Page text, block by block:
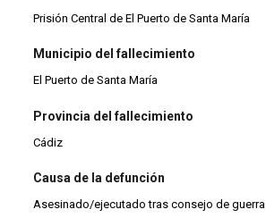
Prisión Central de El Puerto de Santa María
Municipio del fallecimiento
El Puerto de Santa María
Provincia del fallecimiento
Cádiz
Causa de la defunción
Asesinado/ejecutado tras consejo de guerra